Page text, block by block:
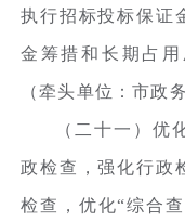
执行招标投标保证
金筹措和长期占
（牵头单位：市政
（二十一）优
政检查，强化行政
检查，优化“综合